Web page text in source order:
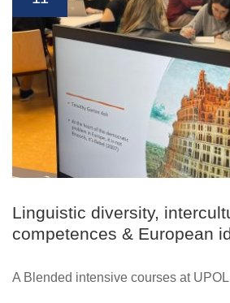
Linguistic diversity,
competences & European
A Blended intensive courses at UPOL